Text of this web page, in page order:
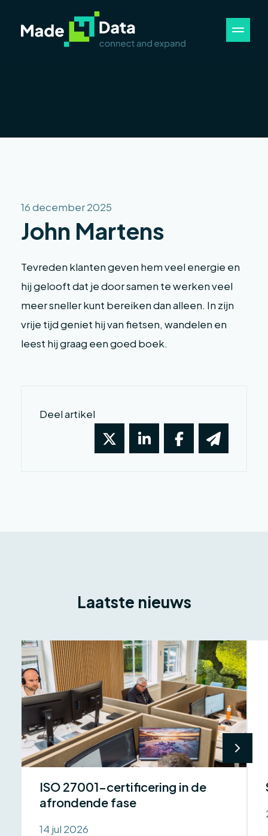
16 december 2025
John Martens
Tevreden klanten geven hem veel energie en
hij gelooft dat je door samen te werken veel
meer sneller kunt bereiken dan alleen. In zijn
vrije tijd geniet hij van fietsen, wandelen en
leest hij graag een goed boek.
Deel artikel
Laatste nieuws
ISO 27001-certificering in de
afrondende fase
14 jul 2026